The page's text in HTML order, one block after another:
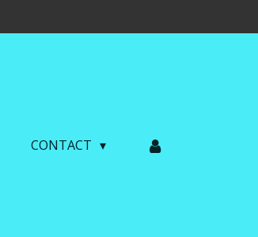
CONTACT